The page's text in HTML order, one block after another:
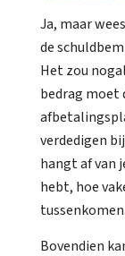
Ja, maar
de
Het zou
bedrag moet
verdedigen
hangt af van
hebt, hoe
tussenkomen.
Bovendien